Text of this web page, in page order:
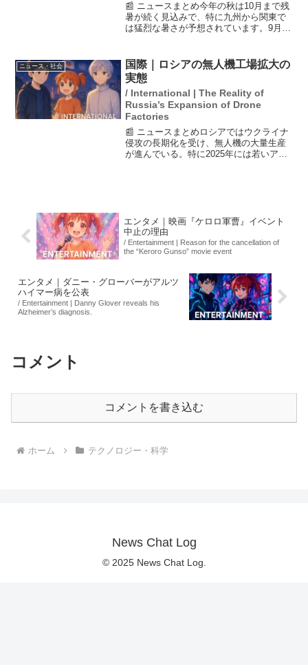
📰 ニュースまとめ今年の秋は10月まで残
暑が続く見込みで、特に九州から関東で
は猛烈な暑さが予想されています。9月か
ります。しかし、もし雨が降ると大雨に
なる危険性がある...
ニュース・社会
国際｜ロシアの無人機工場拡大の
実態
/ International | The Reality of
Russia’s Expansion of Drone
Factories
📰 ニュースまとめロシアではウクライナ
侵攻の長期化を受け、無人機の大量生産
が進んでいる。特に2025年には若いアフ
エンタメ｜映画『ケロロ軍曹』イベント
中止の理由
/ Entertainment | Reason for the cancellation of
the “Keroro Gunso” movie event
エンタメ｜ダニー・グローバーがアルツ
ハイマー病を公表
/ Entertainment | Danny Glover reveals his
Alzheimer’s diagnosis.
コメント
コメントを書き込む
ホーム テクノロジー・科学
News Chat Log
© 2025 News Chat Log.